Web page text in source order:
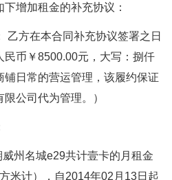
增加租金的补充协议：
乙方在本合同补充协议签署之日
民币￥8500.00元，大写：捌仟
日常的营运管理，该履约保证
公司代为管理。）
州名城e29共计壹卡的月租金
米计），自2014年02月13日起